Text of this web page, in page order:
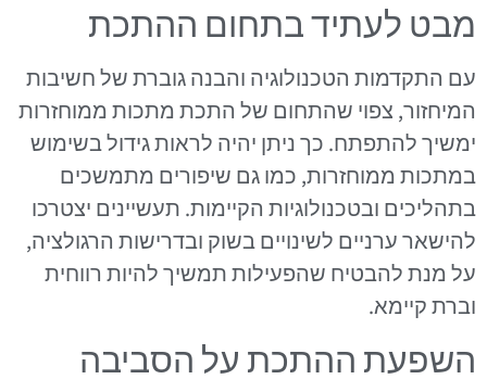
מבט לעתיד בתחום ההתכת
עם התקדמות הטכנולוגיה והבנה גוברת של חשיבות
המיחזור, צפוי שהתחום של התכת מתכות ממוחזרות
ימשיך להתפתח. כך ניתן יהיה לראות גידול בשימוש
במתכות ממוחזרות, כמו גם שיפורים מתמשכים
בתהליכים ובטכנולוגיות הקיימות. תעשיינים יצטרכו
להישאר ערניים לשינויים בשוק ובדרישות הרגולציה,
על מנת להבטיח שהפעילות תמשיך להיות רווחית
וברת קיימא.
השפעת ההתכת על הסביבה